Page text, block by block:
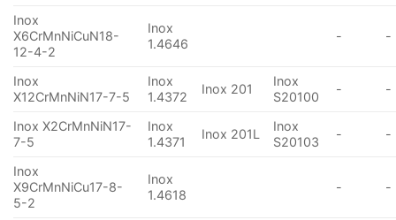
Inox
X6CrMnNiCuN18-
12-4-2
Inox
1.4646
- -
Inox
X12CrMnNiN17-7-5
Inox
1.4372
Inox 201
Inox
S20100
- -
Inox X2CrMnNiN17-
7-5
Inox
1.4371
Inox 201L
Inox
S20103
- -
Inox
X9CrMnNiCu17-8-
5-2
Inox
1.4618
- -